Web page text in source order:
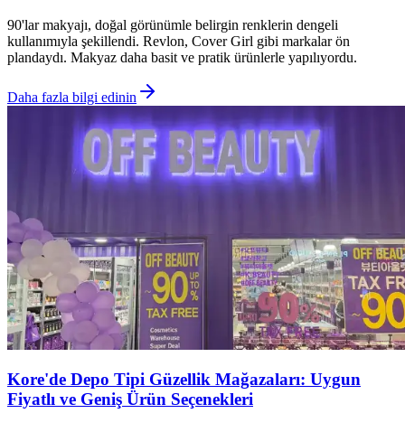
90'lar makyajı, doğal görünümle belirgin renklerin dengeli
kullanımıyla şekillendi. Revlon, Cover Girl gibi markalar ön
plandaydı. Makyaz daha basit ve pratik ürünlerle yapılıyordu.
Daha fazla bilgi edinin
Kore'de Depo Tipi Güzellik Mağazaları: Uygun
Fiyatlı ve Geniş Ürün Seçenekleri